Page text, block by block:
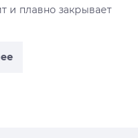
и плавно закрывает